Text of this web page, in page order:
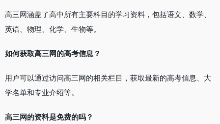
高三网涵盖了高中所有主要科目的学习资料，包括语文、数学、
英语、物理、化学、生物等。
如何获取高三网的高考信息？
用户可以通过访问高三网的相关栏目，获取最新的高考信息、大
学名单和专业介绍等。
高三网的资料是免费的吗？